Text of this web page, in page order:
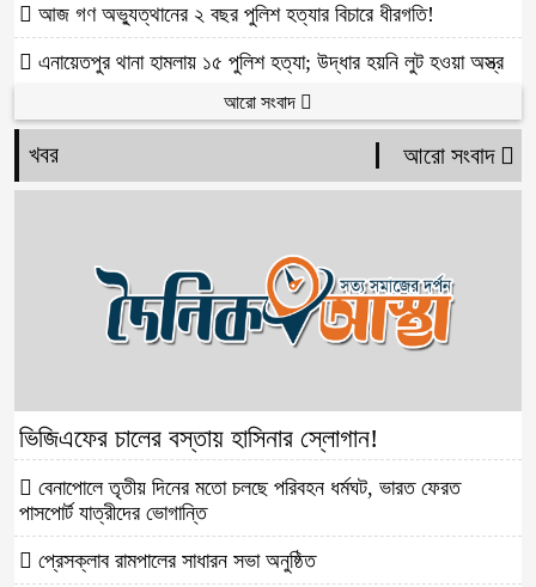
আজ গণ অভ্যুত্থানের ২ বছর পুলিশ হত্যার বিচারে ধীরগতি!
এনায়েতপুর থানা হামলায় ১৫ পুলিশ হত্যা; উদ্ধার হয়নি লুট হওয়া অস্ত্র
আরো সংবাদ
খবর আরো সংবাদ
ভিজিএফের চালের বস্তায় হাসিনার স্লোগান!
বেনাপোলে তৃতীয় দিনের মতো চলছে পরিবহন ধর্মঘট, ভারত ফেরত
পাসপোর্ট যাত্রীদের ভোগান্তি
প্রেসক্লাব রামপালের সাধারন সভা অনুষ্ঠিত